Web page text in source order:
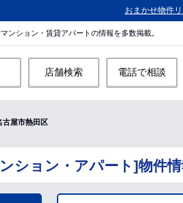
おまかせ物件
ンション・賃貸アパートの情報を多数掲載。
店舗検索 電話で相談
古屋市熱田区
ション・アパート]物件